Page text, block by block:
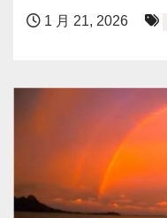
1 月 21, 2026